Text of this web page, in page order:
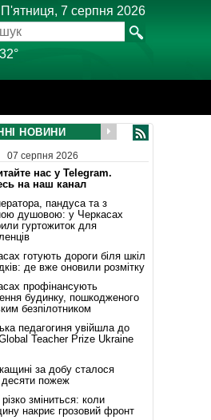
П'ятниця, 7 серпня 2026
32°
НОВИНИ
07 серпня 2026
нас у Telegram.
на наш канал
пандуса та з
душовою: у Черкасах
гуртожиток для
готують дороги біля шкіл
де вже оновили розмітку
профінансують
будинку, пошкодженого
безпілотником
педагогиня увійшла до
Teacher Prize Ukraine
за добу сталося
пожеж
зміниться: коли
накриє грозовий фронт